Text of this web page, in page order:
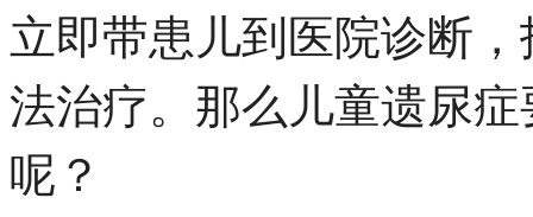
立即带患儿到医院诊断
法治疗。那么儿童遗尿
呢？